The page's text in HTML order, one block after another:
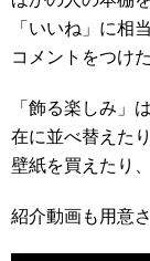
「いいね」に相
コメントをつけ
「飾る楽しみ」
在に並べ替えたり
壁紙を買えたり
紹介動画も用意